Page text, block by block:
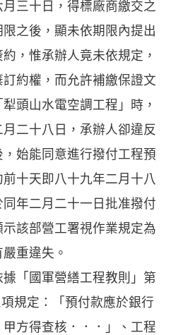
三十日，得標廠商繳交之
之後，顯未依期限內提出
，惟承辦人竟未依規定，
約權，而允許補繳保證文
頭山水電空調工程」時，
二十八日，承辦人卻違反
始能同意進行撥付工程預
十天即八十九年二月十八
年二月二十一日批准撥付
該部營工署視作業規定為
重違失。
「國軍營繕工程教則」第
規定：「預付款應於銀行
方得查核．．．」、工程